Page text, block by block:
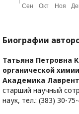
Биографии
Татьяна Петровна
органической
Академика
старший научный
наук, тел.: (383) 30-